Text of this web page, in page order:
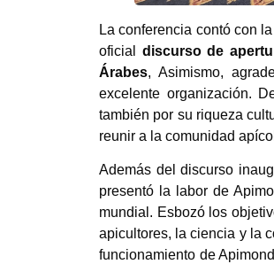
La conferencia contó con
oficial discurso de
Árabes, Asimismo,
excelente organización.
también por su riqueza
reunir a la comunidad
Además del discurso
presentó la labor de
mundial. Esbozó los
apicultores, la ciencia y la
funcionamiento de